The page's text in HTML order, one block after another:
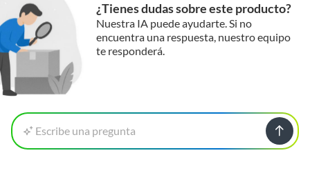
¿Tienes dudas sobre este producto?
Nuestra IA puede ayudarte. Si no
encuentra una respuesta, nuestro equipo
te responderá.
Escribe una pregunta